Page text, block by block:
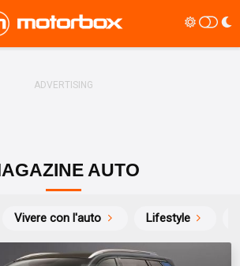
AUTO
Vivere con l'auto Lifestyle